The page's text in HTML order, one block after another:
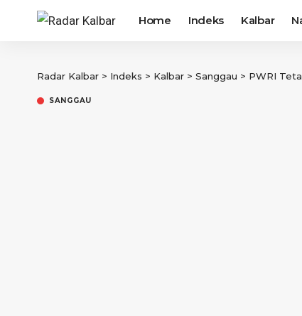
Home Indeks Kalbar
Radar Kalbar > Indeks > Kalbar > Sanggau > PWRI Tetap
SANGGAU